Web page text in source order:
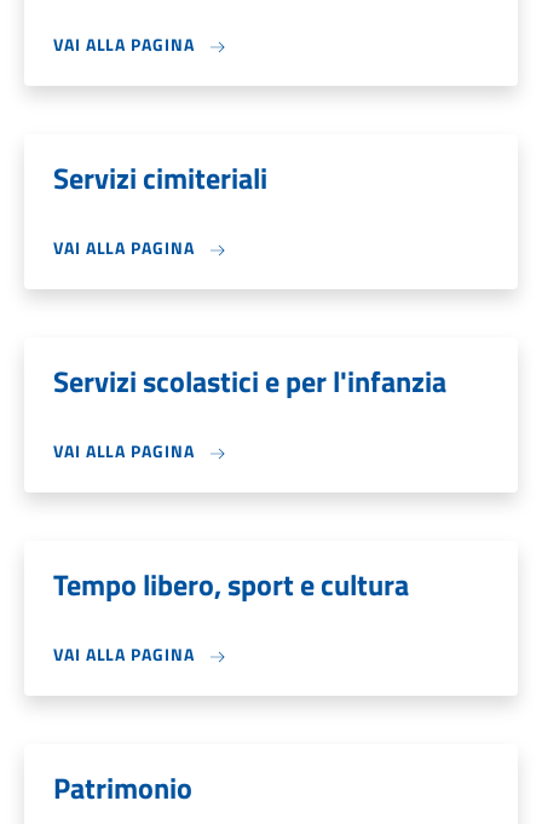
VAI ALLA PAGINA
Servizi cimiteriali
VAI ALLA PAGINA
Servizi scolastici e per l'infanzia
VAI ALLA PAGINA
Tempo libero, sport e cultura
VAI ALLA PAGINA
Patrimonio